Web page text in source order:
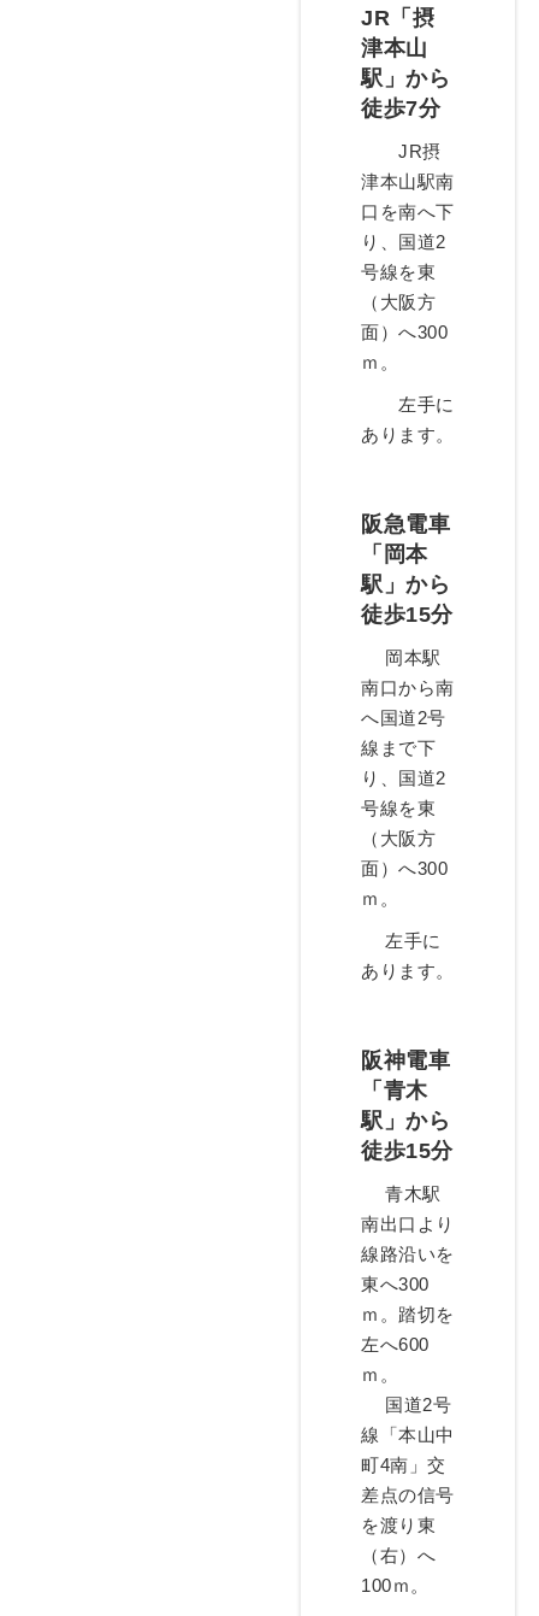
JR「摂
津本山
駅」から
徒歩7分
JR摂
津本山駅南
口を南へ下
り、国道2
号線を東
（大阪方
面）へ300
ｍ。
左手に
あります。
阪急電車
「岡本
駅」から
徒歩15分
岡本駅
南口から南
へ国道2号
線まで下
り、国道2
号線を東
（大阪方
面）へ300
ｍ。
左手に
あります。
阪神電車
「青木
駅」から
徒歩15分
青木駅
南出口より
線路沿いを
東へ300
ｍ。踏切を
左へ600
ｍ。
国道2号
線「本山中
町4南」交
差点の信号
を渡り東
（右）へ
100ｍ。